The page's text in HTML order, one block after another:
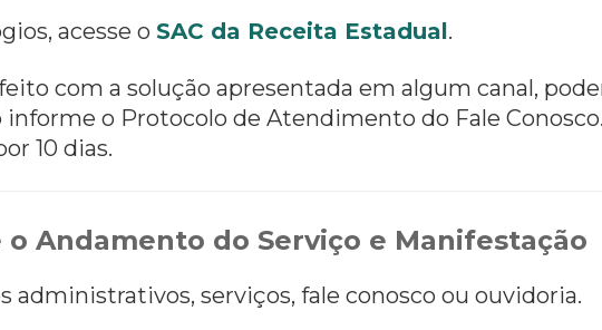
acesse o SAC da Receita Estadual.
com a solução apresentada em algum canal,
o Protocolo de Atendimento do Fale
10 dias.
Andamento do Serviço e Manifestação
administrativos, serviços, fale conosco ou ouvidoria.